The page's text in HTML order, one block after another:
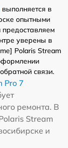
выполняется в
опытными
уверены в
Polaris Stream
связи.
Pro 7
ремонта. В
Stream
и